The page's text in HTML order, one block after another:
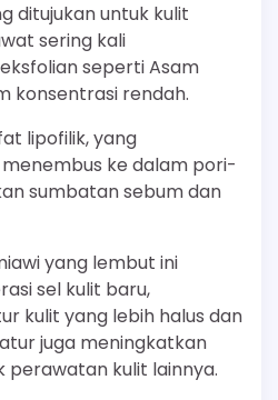
ditujukan untuk kulit
sering kali
seperti Asam
konsentrasi rendah.
lipofilik, yang
ke dalam pori-
sumbatan sebum dan
yang lembut ini
sel kulit baru,
kulit yang lebih halus dan
juga meningkatkan
kulit lainnya.